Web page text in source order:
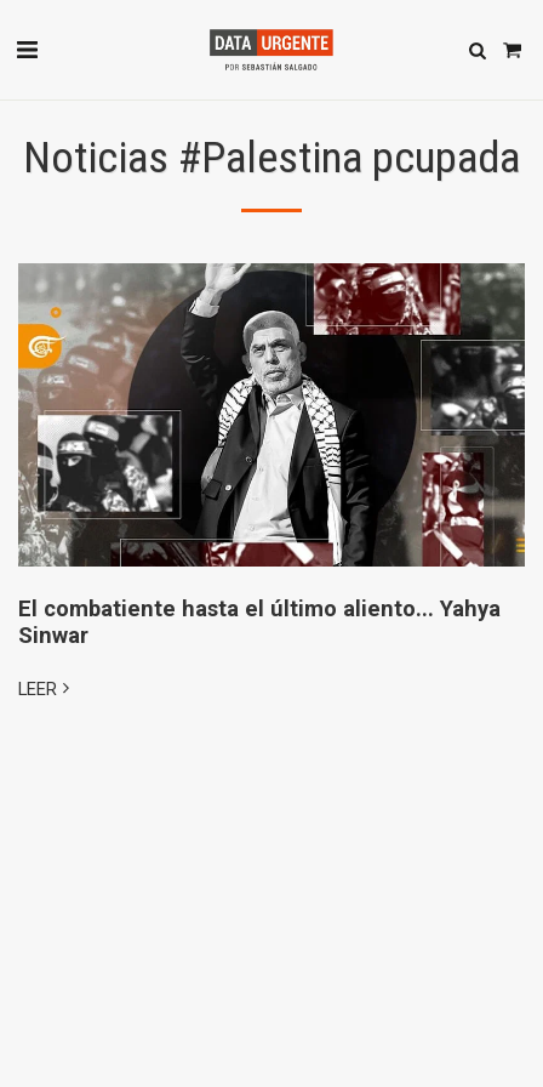
Noticias #Palestina pcupada
El combatiente hasta el último aliento... Yahya
Sinwar
LEER